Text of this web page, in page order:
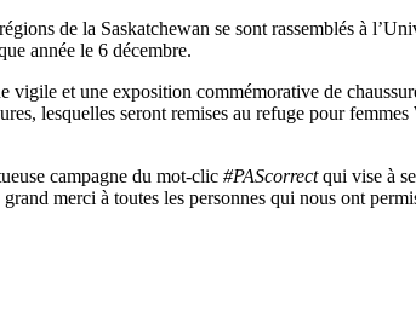
de la Saskatchewan se sont rassemblés à
année le 6 décembre.
vigile et une exposition commémorative de
lesquelles seront remises au refuge pour
campagne du mot-clic #PAScorrectqui vise à
merci à toutes les personnes qui nous ont